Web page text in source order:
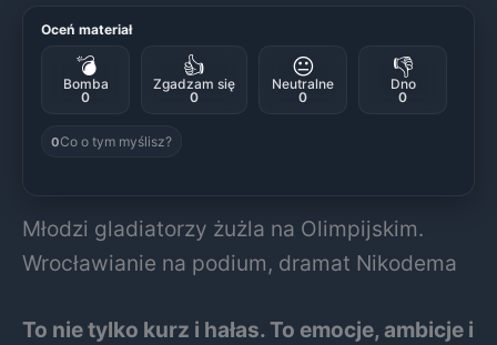
Oceń materiał
💣
Bomba
0
👍
Zgadzam się
0
😐
Neutralne
0
👎
Dno
0
0Co o tym myślisz?
Młodzi gladiatorzy żużla na Olimpijskim.
Wrocławianie na podium, dramat Nikodema
To nie tylko kurz i hałas. To emocje, ambicje i